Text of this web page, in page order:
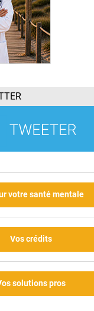
votre santé mentale
Vos crédits
solutions pros